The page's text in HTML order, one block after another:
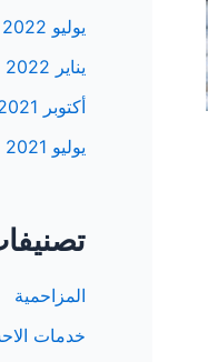
يوليو 2022
يناير 2022
أكتوبر 2021
يوليو 2021
المزاحمية
خدمات